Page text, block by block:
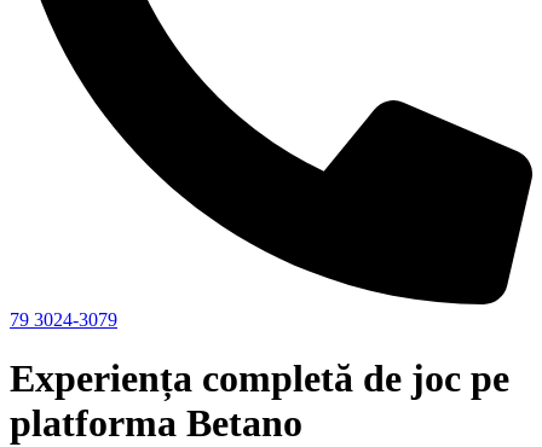
79 3024-3079
Experiența completă de joc pe
platforma Betano